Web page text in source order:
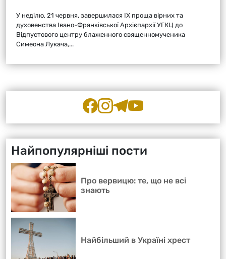
У неділю, 21 червня, завершилася ІХ проща вірних та
духовенства Івано-Франківської Архієпархії УГКЦ до
Відпустового центру блаженного священномученика
Симеона Лукача,...
Найпопулярніші пости
Про вервицю: те, що не всі
знають
Найбільший в Україні хрест